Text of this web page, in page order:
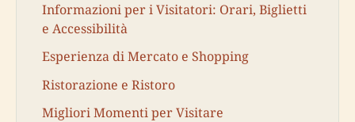
Informazioni per i Visitatori: Orari, Biglietti
e Accessibilità
Esperienza di Mercato e Shopping
Ristorazione e Ristoro
Migliori Momenti per Visitare